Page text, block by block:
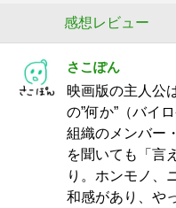
感想レビュー
さこぽん
映画版の主人公
の”何か”（バイ
組織のメンバー
を聞いても「言
り。ホンモノ、
和感があり、や